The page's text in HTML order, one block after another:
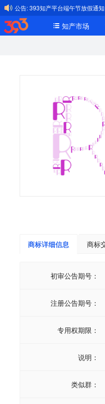
公告:393知产平台端午节放假通知
知产市场
商标详细信息 商标
初审公告期号：
注册公告期号：
专用权期限：
说明：
类似群：